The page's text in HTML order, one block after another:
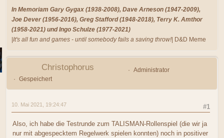
In Memoriam Gary Gygax (1938-2008), Dave Arneson (1947-2009),
Joe Dever (1956-2016), Greg Stafford (1948-2018), Terry K. Amthor
(1958-2021) und Ingo Schulze (1977-2021)
|It's all fun and games - until somebody fails a saving throw!| D&D Meme
Christophorus
Administrator
Gespeichert
#1
10. Mai 2021, 19:24:47
Also, ich habe die Testrunde zum TALISMAN-Rollenspiel (die wir ja
nur mit abgespecktem Regelwerk spielen konnten) noch in positiver